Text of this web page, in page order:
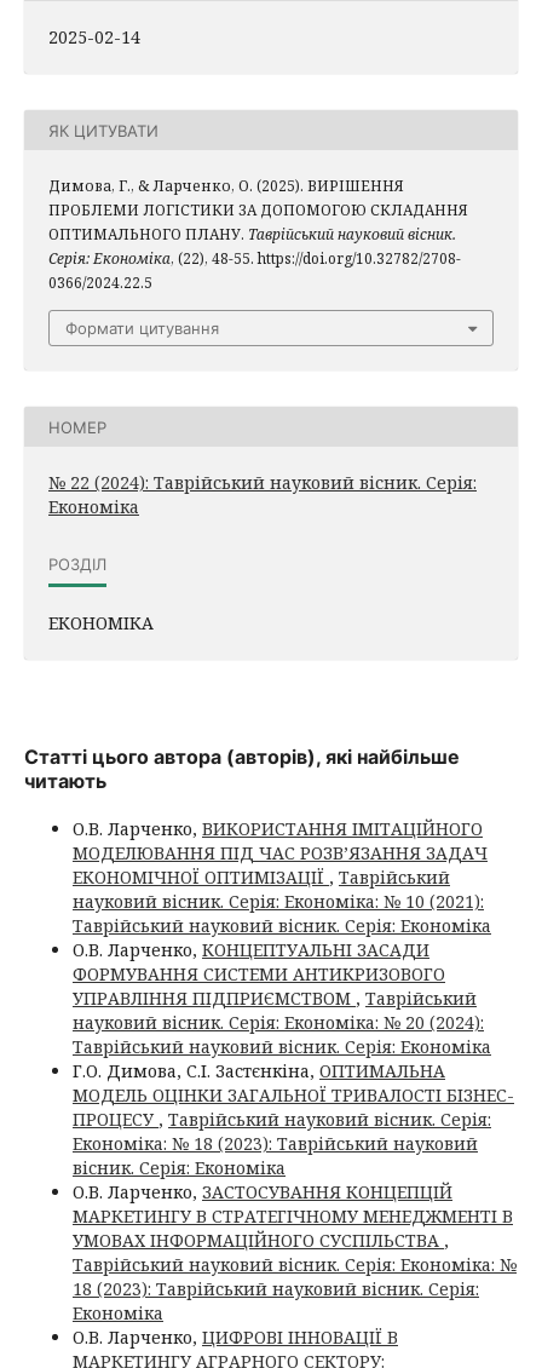
2025-02-14
ЯК ЦИТУВАТИ
Димова, Г., & Ларченко, О. (2025). ВИРІШЕННЯ
ПРОБЛЕМИ ЛОГІСТИКИ ЗА ДОПОМОГОЮ СКЛАДАННЯ
ОПТИМАЛЬНОГО ПЛАНУ. Таврійський науковий вісник.
Серія: Економіка, (22), 48-55. https://doi.org/10.32782/2708-
0366/2024.22.5
Формати цитування
НОМЕР
№ 22 (2024): Таврійський науковий вісник. Серія:
Економіка
РОЗДІЛ
ЕКОНОМІКА
Статті цього автора (авторів), які найбільше
читають
О.В. Ларченко, ВИКОРИСТАННЯ ІМІТАЦІЙНОГО
МОДЕЛЮВАННЯ ПІД ЧАС РОЗВ’ЯЗАННЯ ЗАДАЧ
ЕКОНОМІЧНОЇ ОПТИМІЗАЦІЇ , Таврійський
науковий вісник. Серія: Економіка: № 10 (2021):
Таврійський науковий вісник. Серія: Економіка
О.В. Ларченко, КОНЦЕПТУАЛЬНІ ЗАСАДИ
ФОРМУВАННЯ СИСТЕМИ АНТИКРИЗОВОГО
УПРАВЛІННЯ ПІДПРИЄМСТВОМ , Таврійський
науковий вісник. Серія: Економіка: № 20 (2024):
Таврійський науковий вісник. Серія: Економіка
Г.О. Димова, С.І. Застєнкіна, ОПТИМАЛЬНА
МОДЕЛЬ ОЦІНКИ ЗАГАЛЬНОЇ ТРИВАЛОСТІ БІЗНЕС-
ПРОЦЕСУ , Таврійський науковий вісник. Серія:
Економіка: № 18 (2023): Таврійський науковий
вісник. Серія: Економіка
О.В. Ларченко, ЗАСТОСУВАННЯ КОНЦЕПЦІЙ
МАРКЕТИНГУ В СТРАТЕГІЧНОМУ МЕНЕДЖМЕНТІ В
УМОВАХ ІНФОРМАЦІЙНОГО СУСПІЛЬСТВА ,
Таврійський науковий вісник. Серія: Економіка: №
18 (2023): Таврійський науковий вісник. Серія:
Економіка
О.В. Ларченко, ЦИФРОВІ ІННОВАЦІЇ В
МАРКЕТИНГУ АГРАРНОГО СЕКТОРУ: